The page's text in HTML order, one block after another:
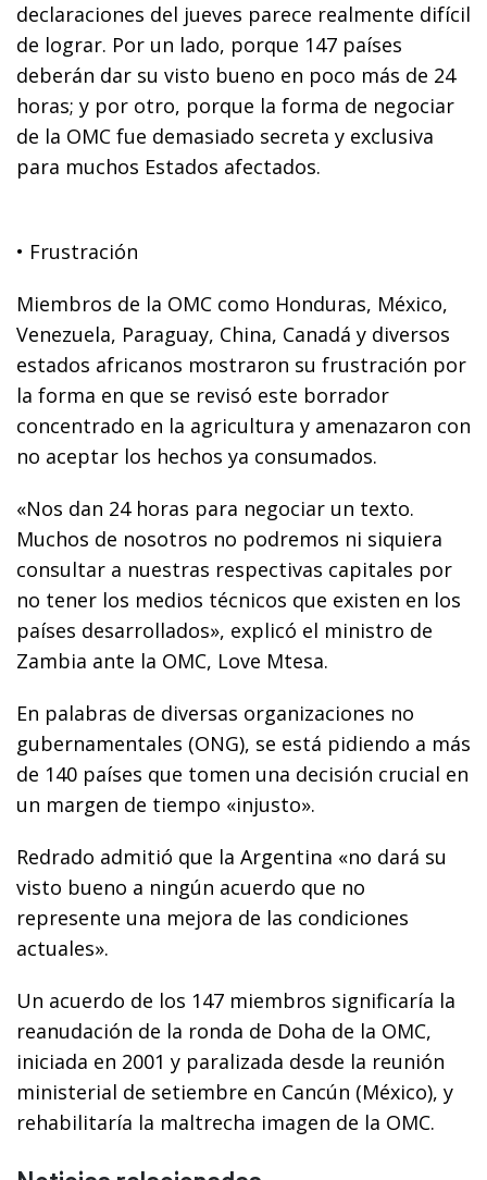
declaraciones del jueves parece realmente difícil
de lograr. Por un lado, porque 147 países
deberán dar su visto bueno en poco más de 24
horas; y por otro, porque la forma de negociar
de la OMC fue demasiado secreta y exclusiva
para muchos Estados afectados.
• Frustración
Miembros de la OMC como Honduras, México,
Venezuela, Paraguay, China, Canadá y diversos
estados africanos mostraron su frustración por
la forma en que se revisó este borrador
concentrado en la agricultura y amenazaron con
no aceptar los hechos ya consumados.
«Nos dan 24 horas para negociar un texto.
Muchos de nosotros no podremos ni siquiera
consultar a nuestras respectivas capitales por
no tener los medios técnicos que existen en los
países desarrollados», explicó el ministro de
Zambia ante la OMC, Love Mtesa.
En palabras de diversas organizaciones no
gubernamentales (ONG), se está pidiendo a más
de 140 países que tomen una decisión crucial en
un margen de tiempo «injusto».
Redrado admitió que la Argentina «no dará su
visto bueno a ningún acuerdo que no
represente una mejora de las condiciones
actuales».
Un acuerdo de los 147 miembros significaría la
reanudación de la ronda de Doha de la OMC,
iniciada en 2001 y paralizada desde la reunión
ministerial de setiembre en Cancún (México), y
rehabilitaría la maltrecha imagen de la OMC.